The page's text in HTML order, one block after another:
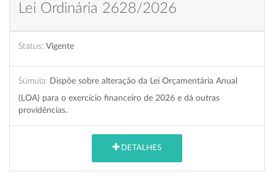
Lei Ordinária 2628/2026
Status: Vigente
Súmula: Dispõe sobre alteração da Lei Orçamentária Anual
(LOA) para o exercício financeiro de 2026 e dá outras
providências.
DETALHES